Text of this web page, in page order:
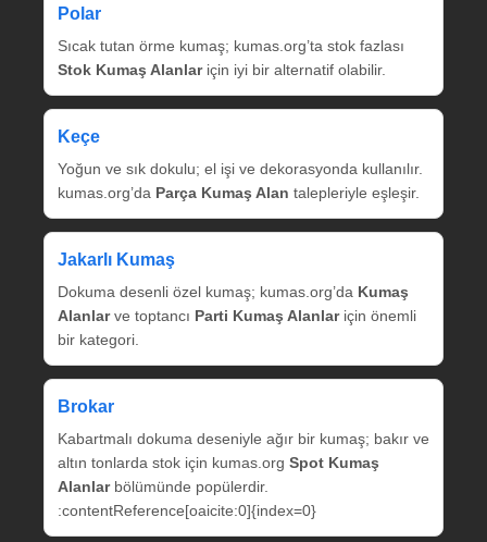
Polar
Sıcak tutan örme kumaş; kumas.org’ta stok fazlası
Stok Kumaş Alanlariçin iyi bir alternatif olabilir.
Keçe
Yoğun ve sık dokulu; el işi ve dekorasyonda kullanılır.
kumas.org’da Parça Kumaş Alan talepleriyle eşleşir.
Jakarlı Kumaş
Dokuma desenli özel kumaş; kumas.org’da Kumaş
Alanlarve toptancı Parti Kumaş Alanlariçin önemli
bir kategori.
Brokar
Kabartmalı dokuma deseniyle ağır bir kumaş; bakır ve
altın tonlarda stok için kumas.org Spot Kumaş
Alanlarbölümünde popülerdir.
:contentReference[oaicite:0]{index=0}